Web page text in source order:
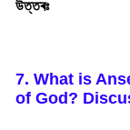
উত্তৰঃ
7. What is
of God?